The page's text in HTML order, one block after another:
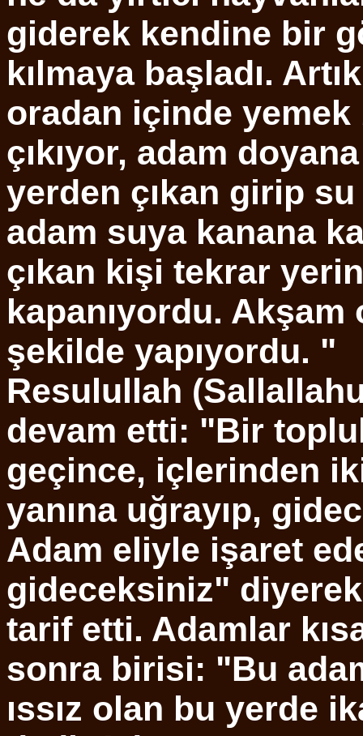
giderek kendine bir
kılmaya başladı.
oradan içinde
çıkıyor, adam
yerden çıkan girip
adam suya kanana
çıkan kişi tekrar
kapanıyordu. Akşam
şekilde yapıyordu. "
Resulullah
devam etti: "Bir
geçince, içlerinden
yanına uğrayıp,
Adam eliyle işaret
gideceksiniz"
tarif etti. Adamlar
sonra birisi: "Bu
ıssız olan bu yerde